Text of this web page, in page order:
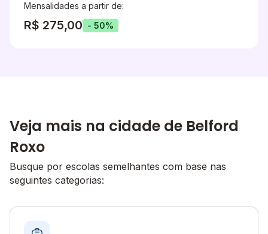
Mensalidades a partir de:
R$ 275,00 - 50%
Veja mais na cidade de Belford
Roxo
Busque por escolas semelhantes com base nas
seguintes categorias: